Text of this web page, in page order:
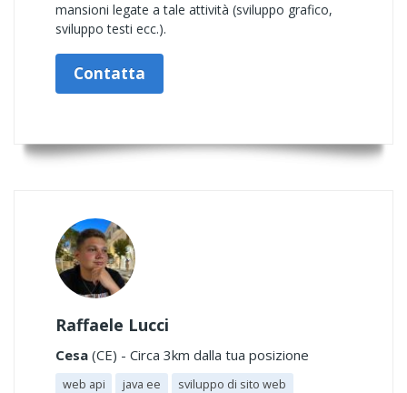
mansioni legate a tale attività (sviluppo grafico,
sviluppo testi ecc.).
Contatta
Raffaele Lucci
Cesa (CE) - Circa 3km dalla tua posizione
web api java ee
sviluppo di sito web